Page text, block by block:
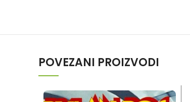
POVEZANI PROIZVODI